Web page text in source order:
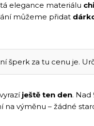
elegance materiálu
můžeme přidat
šperk za tu cenu je.
ještě ten den. Nad
na výměnu – žádné